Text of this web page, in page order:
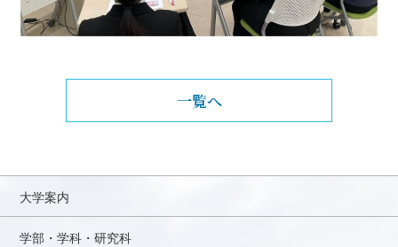
一覧へ
大学案内
学部・学科・研究科